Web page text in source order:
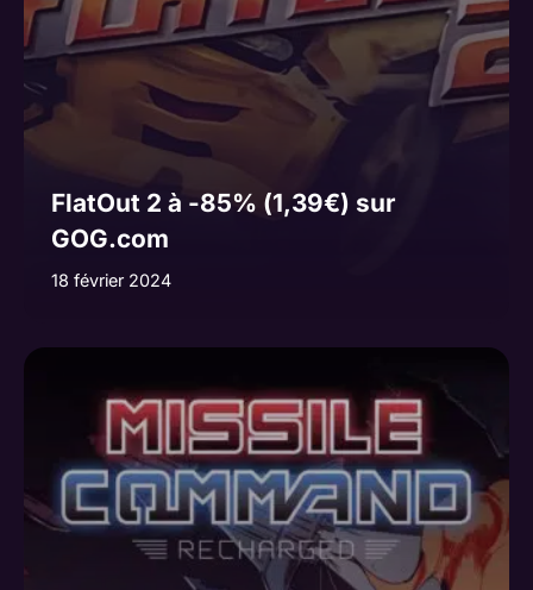
FlatOut 2 à -85% (1,39€) sur
GOG.com
18 février 2024